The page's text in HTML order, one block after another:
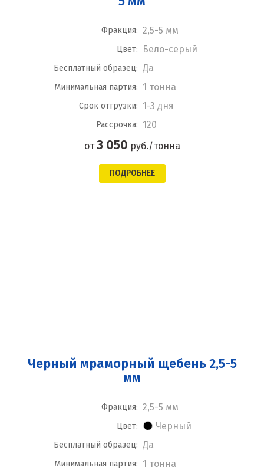
Фракция: 2,5-5 мм
Цвет: Бело-серый
Бесплатный образец: Да
Минимальная партия: 1 тонна
Срок отгрузки: 1-3 дня
Рассрочка: 120
от3 050 руб./тонна
ПОДРОБНЕЕ
Черный мраморный щебень 2,5-5
мм
Фракция: 2,5-5 мм
Цвет: Черный
Бесплатный образец: Да
Минимальная партия: 1 тонна